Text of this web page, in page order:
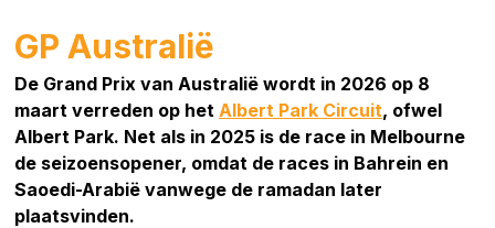
GP Australië
De Grand Prix van Australië wordt in 2026 op 8
maart verreden op het Albert Park Circuit, ofwel
Albert Park. Net als in 2025 is de race in Melbourne
de seizoensopener, omdat de races in Bahrein en
Saoedi-Arabië vanwege de ramadan later
plaatsvinden.